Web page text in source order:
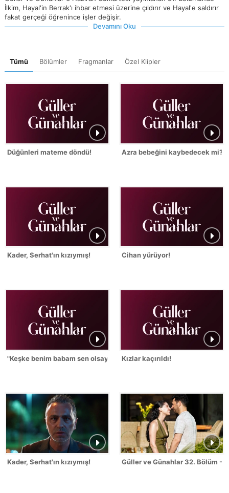
İlkim, Hayal'in Berrak'ı ihbar etmesi üzerine çıldırır ve Hayal'e saldırır
fakat gerçeği öğrenince işler değişir.
Devamını Oku
Tümü Bölümler Fragmanlar Özel Klipler
Düğünleri mateme döndü! Azra bebeğini kaybedecek mi?
Kader, Serhat'ın kızıymış! Cihan yürüyor!
"Keşke benim babam sen olsaydın!"Kızlar kaçırıldı!
Kader, Serhat'ın kızıymış! Güller ve Günahlar 32. Bölüm -